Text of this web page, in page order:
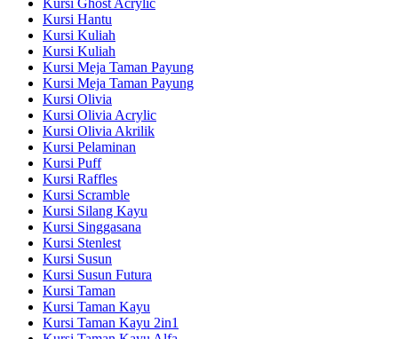
Kursi Hantu
Kursi Kuliah
Kursi Kuliah
Kursi Meja Taman Payung
Kursi Meja Taman Payung
Kursi Olivia
Kursi Olivia Acrylic
Kursi Olivia Akrilik
Kursi Pelaminan
Kursi Puff
Kursi Raffles
Kursi Scramble
Kursi Silang Kayu
Kursi Singgasana
Kursi Stenlest
Kursi Susun
Kursi Susun Futura
Kursi Taman
Kursi Taman Kayu
Kursi Taman Kayu 2in1